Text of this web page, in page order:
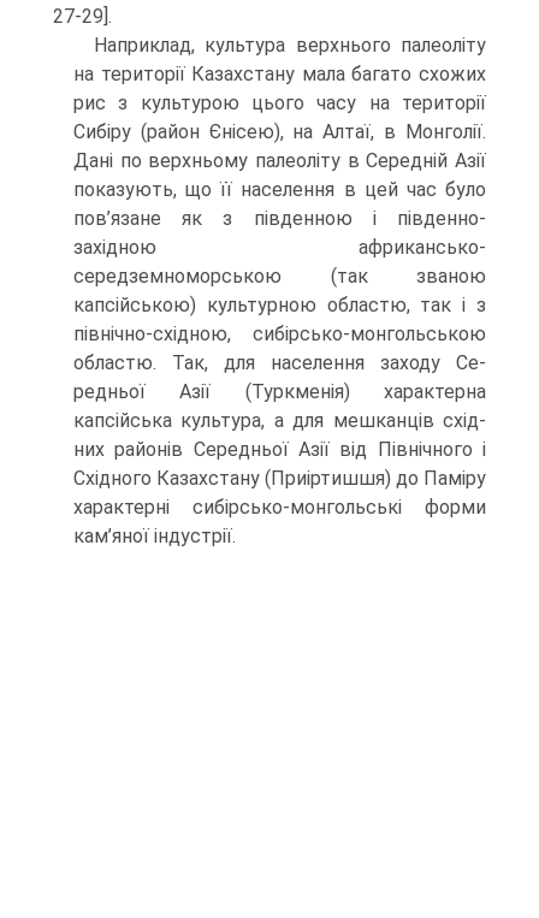
27-29].
Наприклад, культура верхнього палеоліту
на території Казахстану мала багато схожих
рис з культурою цього часу на території
Сибіру (район Єнісею), на Алтаї, в Монголії.
Дані по верхньому палеоліту в Середній Азії
показують, що її населення в цей час було
пов’язане як з південною і південно-
західною афри­кансько-
середземноморською (так званою
капсійською) культурною областю, так і з
північно-східною, сибірсько-монгольською
областю. Так, для населення заходу Се­
редньої Азії (Туркменія) характерна
капсійська культура, а для мешканців схід­
них районів Середньої Азії від Північного і
Східного Казахстану (Приіртишшя) до Паміру
характерні сибірсько-монгольські форми
кам’яної індустрії.